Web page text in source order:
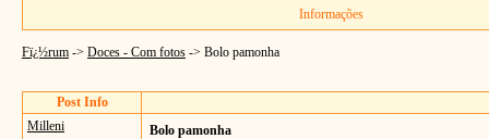
Informações
Fï¿½rum -> Doces - Com fotos -> Bolo pamonha
Post Info
Milleni
Bolo pamonha